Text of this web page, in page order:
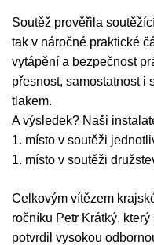
Soutěž prověřila
tak v náročné praktické
vytápění a bezpečnost
přesnost, samostatnost i
tlakem.
A výsledek? Naši
1. místo v soutěži
1. místo v soutěži
Celkovým vítězem
ročníku Petr Krátký,
potvrdil vysokou